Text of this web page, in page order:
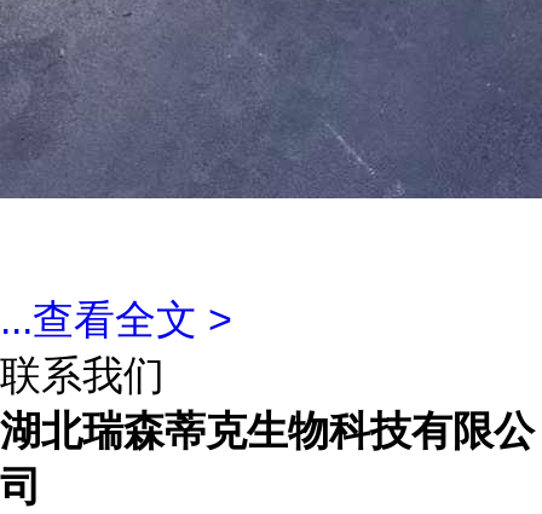
...查看全文 >
联系我们
湖北瑞森蒂克生物科技有限公
司